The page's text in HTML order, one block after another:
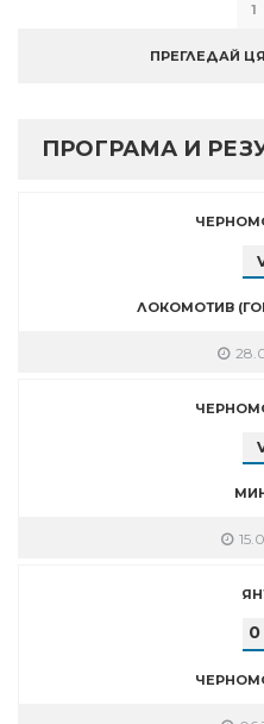
1
ПРЕГЛЕДАЙ
ПРОГРАМА И
ЛОКОМОТИВ
0